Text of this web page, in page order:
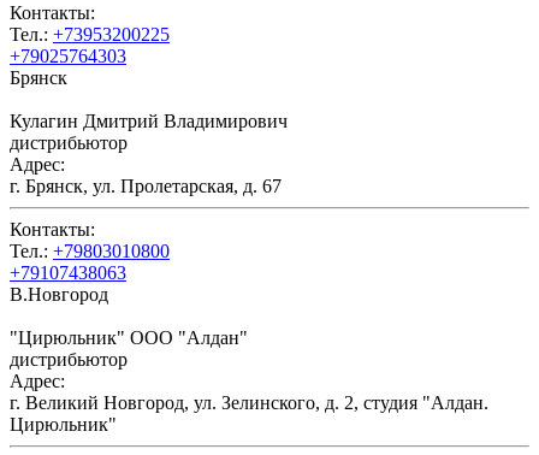
Контакты:
Тел.: +73953200225
+79025764303
Брянск
Кулагин Дмитрий Владимирович
дистрибьютор
Адрес:
г. Брянск, ул. Пролетарская, д. 67
Контакты:
Тел.: +79803010800
+79107438063
В.Новгород
"Цирюльник" ООО "Алдан"
дистрибьютор
Адрес:
г. Великий Новгород, ул. Зелинского, д. 2, студия "Алдан.
Цирюльник"